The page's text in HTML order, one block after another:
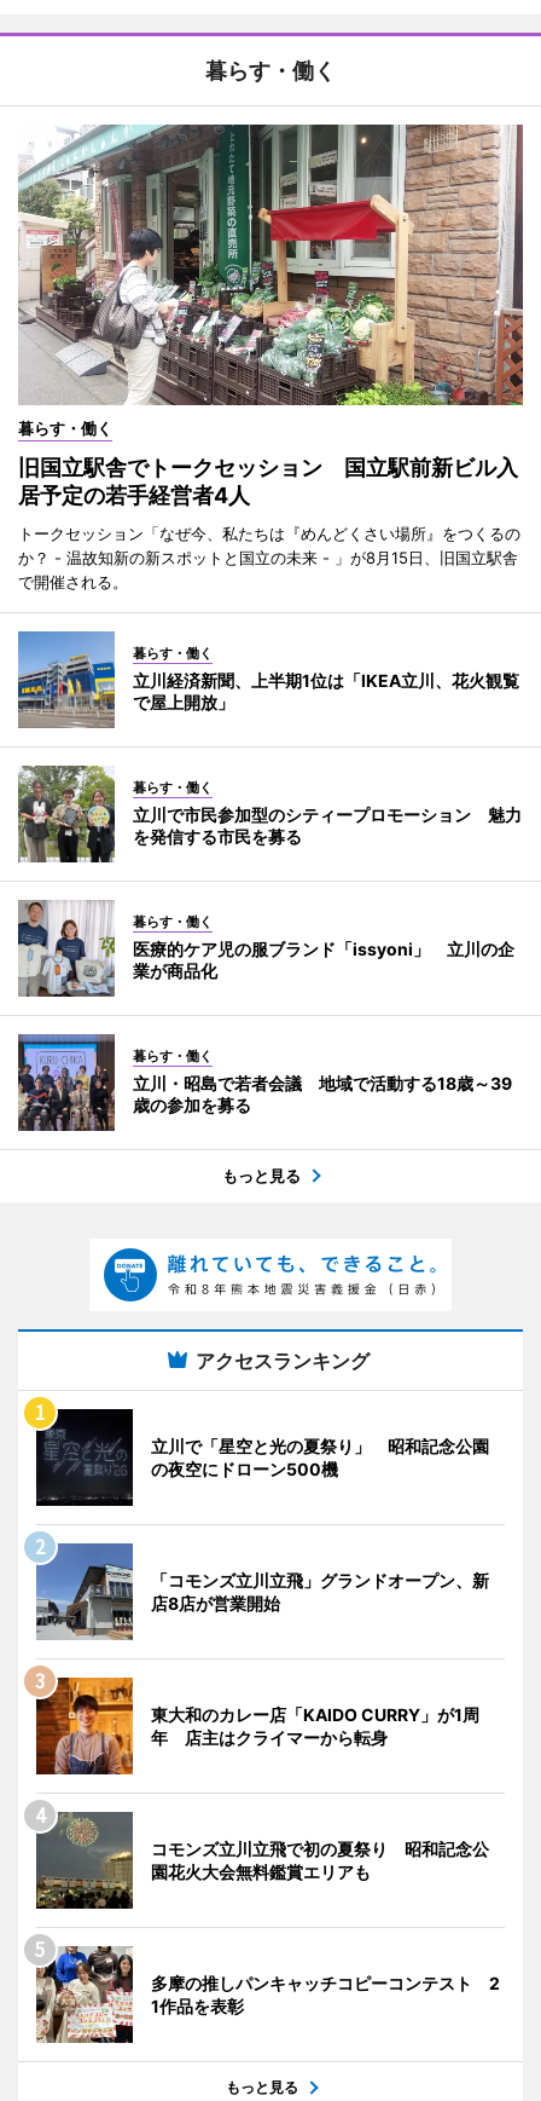
暮らす・働く
暮らす・働く
旧国立駅舎でトークセッション 国立駅前新ビル入
居予定の若手経営者4人
トークセッション「なぜ今、私たちは『めんどくさい場所』をつくるの
か？ - 温故知新の新スポットと国立の未来 - 」が8月15日、旧国立駅舎
で開催される。
暮らす・働く
立川経済新聞、上半期1位は「IKEA立川、花火観覧
で屋上開放」
暮らす・働く
立川で市民参加型のシティープロモーション 魅力
を発信する市民を募る
暮らす・働く
医療的ケア児の服ブランド「issyoni」 立川の企
業が商品化
暮らす・働く
立川・昭島で若者会議 地域で活動する18歳～39
歳の参加を募る
もっと見る
アクセスランキング
立川で「星空と光の夏祭り」 昭和記念公園
の夜空にドローン500機
「コモンズ立川立飛」グランドオープン、新
店8店が営業開始
東大和のカレー店「KAIDO CURRY」が1周
年 店主はクライマーから転身
コモンズ立川立飛で初の夏祭り 昭和記念公
園花火大会無料鑑賞エリアも
多摩の推しパンキャッチコピーコンテスト 2
1作品を表彰
もっと見る